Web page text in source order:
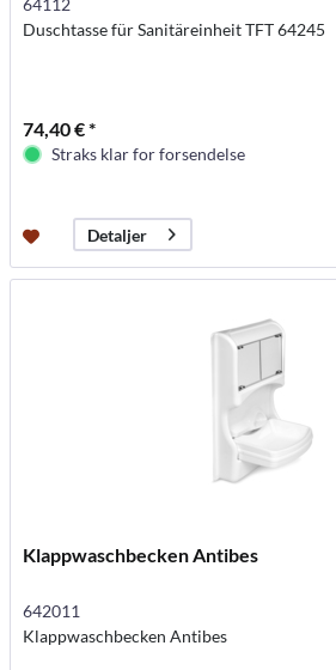
64112
Duschtasse für Sanitäreinheit TFT 64245
74,40 € *
Straks klar for forsendelse
Detaljer
Klappwaschbecken Antibes
642011
Klappwaschbecken Antibes